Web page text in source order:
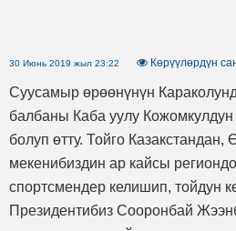
30 Июнь 2019 жыл 23:22 Көрүүлөрдүн
Суусамыр өрөөнүнүн
балбаны Каба уулу
болуп өтту. Тойго Казакстандан,
мекенибиздин ар кайсы
спортсмендер келишип, тойдун
Президентибиз Сооронбай